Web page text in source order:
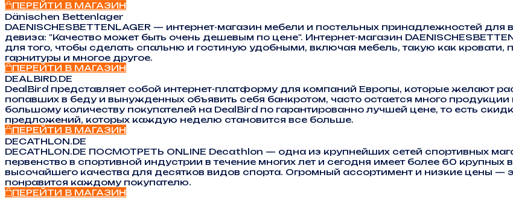
ПЕРЕЙТИ В МАГАЗИН
Dänischen Bettenlager
DAENISCHESBETTENLAGER — интернет-магазин мебели и постельных принадлежностей
девиза: "Качество может быть очень дешевым по цене". Интернет-магазин
для того, чтобы сделать спальню и гостиную удобными, включая мебель, такую как
гарнитуры и многое другое.
ПЕРЕЙТИ В МАГАЗИН
DEALBIRD.DE
DealBird представляет собой интернет-платформу для компаний Европы, которые желают
попавших в беду и вынужденных объявить себя банкротом, часто остается много
большому количеству покупателей на DealBird по гарантированно лучшей цене, то есть
предложений, которых каждую неделю становится все больше.
ПЕРЕЙТИ В МАГАЗИН
DECATHLON.DE
DECATHLON.DE ПОСМОТРЕТЬ ONLINE Decathlon — одна из крупнейших сетей спортивных
первенство в спортивной индустрии в течение многих лет и сегодня имеет более 60
высочайшего качества для десятков видов спорта. Огромный ассортимент и низкие цены —
понравится каждому покупателю.
ПЕРЕЙТИ В МАГАЗИН